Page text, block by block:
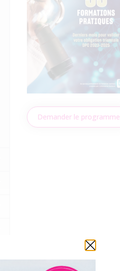
Demander le programme